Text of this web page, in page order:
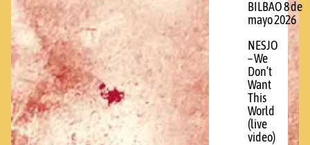
BILBAO 8 de
mayo 2026
NESJO
– We
Don’t
Want
This
World
(live
video)